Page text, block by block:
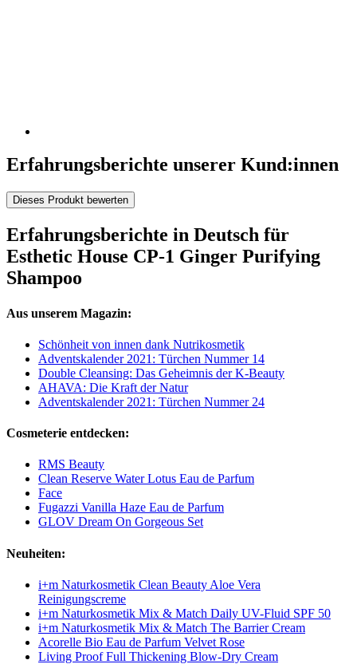
Erfahrungsberichte unserer Kund:innen
Dieses Produkt bewerten
Erfahrungsberichte in Deutsch für
Esthetic House CP-1 Ginger Purifying
Shampoo
Aus unserem Magazin:
Schönheit von innen dank Nutrikosmetik
Adventskalender 2021: Türchen Nummer 14
Double Cleansing: Das Geheimnis der K-Beauty
AHAVA: Die Kraft der Natur
Adventskalender 2021: Türchen Nummer 24
Cosmeterie entdecken:
RMS Beauty
Clean Reserve Water Lotus Eau de Parfum
Face
Fugazzi Vanilla Haze Eau de Parfum
GLOV Dream On Gorgeous Set
Neuheiten:
i+m Naturkosmetik Clean Beauty Aloe Vera
Reinigungscreme
i+m Naturkosmetik Mix & Match Daily UV-Fluid SPF 50
i+m Naturkosmetik Mix & Match The Barrier Cream
Acorelle Bio Eau de Parfum Velvet Rose
Living Proof Full Thickening Blow-Dry Cream